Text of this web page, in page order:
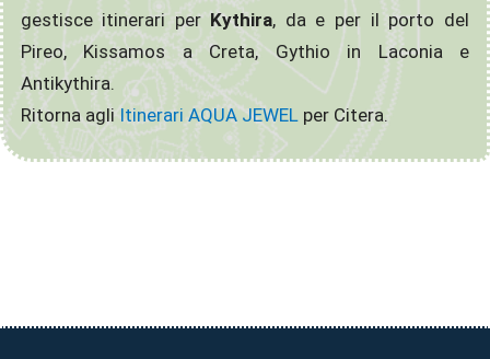
gestisce itinerari per Kythira, da e per il porto del
Pireo, Kissamos a Creta, Gythio in Laconia e
Antikythira.
Ritorna agliItinerari AQUA JEWEL per Citera.